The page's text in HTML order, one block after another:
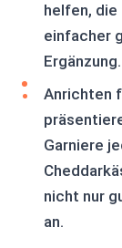
helfen, die
einfacher
Anrichten
Garniere
nicht nur
an.